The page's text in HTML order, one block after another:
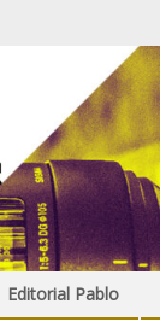
Editorial Pablo